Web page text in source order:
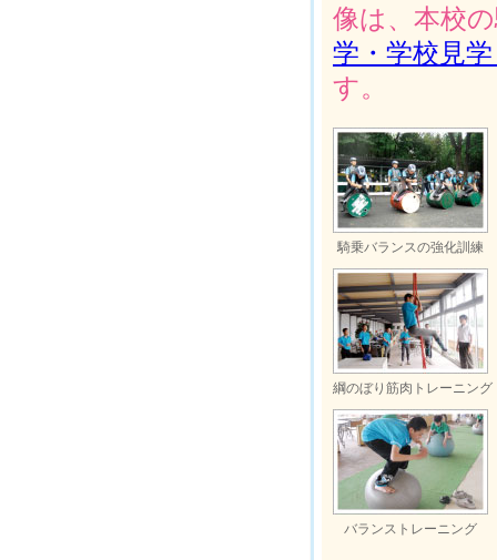
像は、本校
学・学校見
す。
騎乗バランスの強化訓練
綱のぼり筋肉トレーニング
バランストレーニング